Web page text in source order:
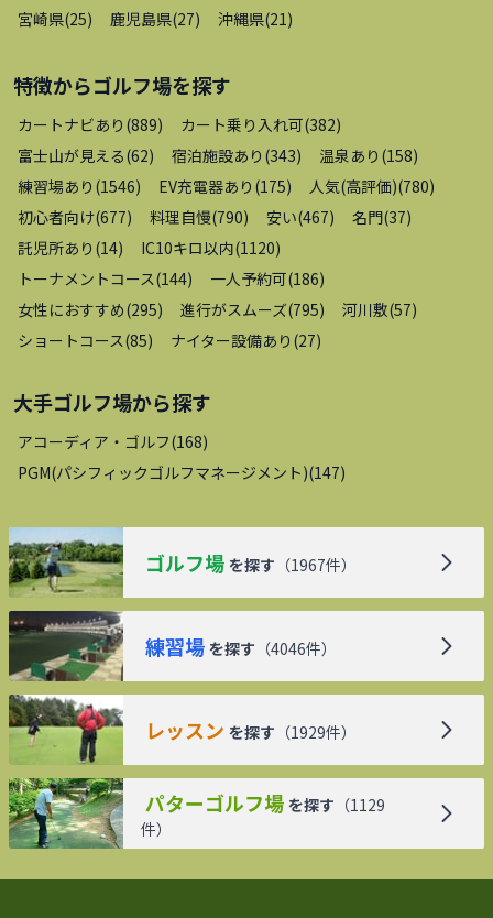
宮崎県(25) 鹿児島県(27) 沖縄県(21 )
特徴からゴルフ場を探す
カートナビあり (889) カート乗り入れ可(382)
富士山が見える(62) 宿泊施設あり (343) 温泉あり (158)
練習場あり (1546) EV充電器あり (175) 人気(高評価)(780)
初心者向け(677) 料理自慢(790) 安い(467) 名門(37)
託児所あり (14) IC10キロ以内(1120)
トーナメントコース(144) 一人予約可(186)
女性におすすめ(295) 進行がスムーズ(795) 河川敷(57)
ショートコース(85) ナイター設備あり (27)
大手ゴルフ場から探す
アコーディア・ゴルフ(168)
PGM(パシフィックゴルフマネージメント)(147)
ゴルフ場 を探す （1967件）
練習場 を探す （4046件）
レッスン を探す （1929件）
パターゴルフ場 を探す （1129
件）